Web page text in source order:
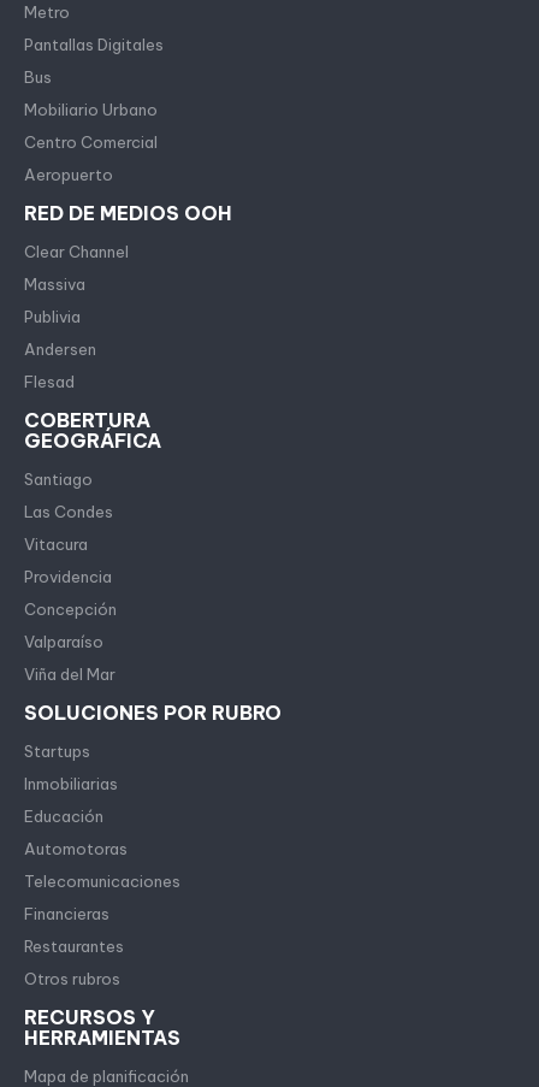
Metro
Pantallas Digitales
Bus
Mobiliario Urbano
Centro Comercial
Aeropuerto
RED DE MEDIOS OOH
Clear Channel
Massiva
Publivia
Andersen
Flesad
COBERTURA
GEOGRÁFICA
Santiago
Las Condes
Vitacura
Providencia
Concepción
Valparaíso
Viña del Mar
SOLUCIONES POR RUBRO
Startups
Inmobiliarias
Educación
Automotoras
Telecomunicaciones
Financieras
Restaurantes
Otros rubros
RECURSOS Y
HERRAMIENTAS
Mapa de planificación